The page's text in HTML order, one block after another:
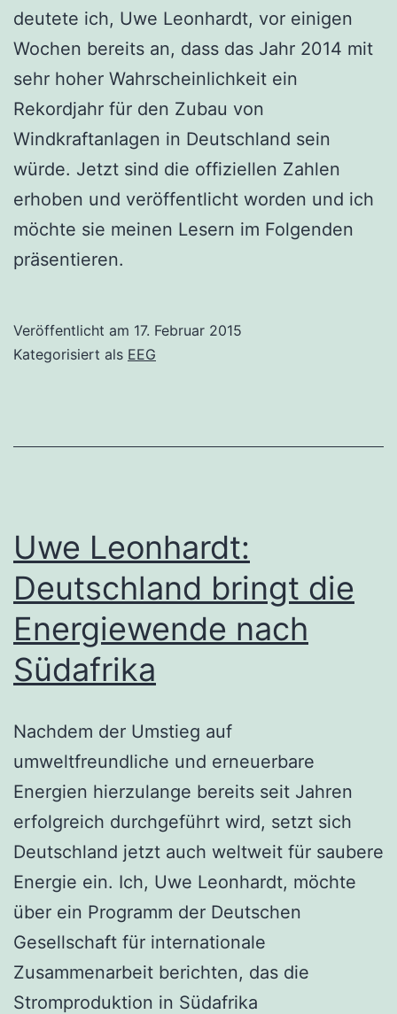
deutete ich, Uwe Leonhardt, vor einigen
Wochen bereits an, dass das Jahr 2014 mit
sehr hoher Wahrscheinlichkeit ein
Rekordjahr für den Zubau von
Windkraftanlagen in Deutschland sein
würde. Jetzt sind die offiziellen Zahlen
erhoben und veröffentlicht worden und ich
möchte sie meinen Lesern im Folgenden
präsentieren.
Veröffentlicht am 17. Februar 2015
Kategorisiert als EEG
Uwe Leonhardt:
Deutschland bringt die
Energiewende nach
Südafrika
Nachdem der Umstieg auf
umweltfreundliche und erneuerbare
Energien hierzulange bereits seit Jahren
erfolgreich durchgeführt wird, setzt sich
Deutschland jetzt auch weltweit für saubere
Energie ein. Ich, Uwe Leonhardt, möchte
über ein Programm der Deutschen
Gesellschaft für internationale
Zusammenarbeit berichten, das die
Stromproduktion in Südafrika